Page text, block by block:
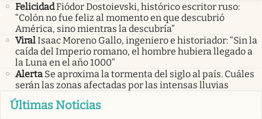
FelicidadFiódor Dostoievski, histórico escritor ruso:
“Colón no fue feliz al momento en que descubrió
América, sino mientras la descubría”
ViralIsaac Moreno Gallo, ingeniero e historiador: “Sin la
caída del Imperio romano, el hombre hubiera llegado a
la Luna en el año 1000”
Alerta Se aproxima la tormenta del siglo al país. Cuáles
serán las zonas afectadas por las intensas lluvias
Últimas Noticias